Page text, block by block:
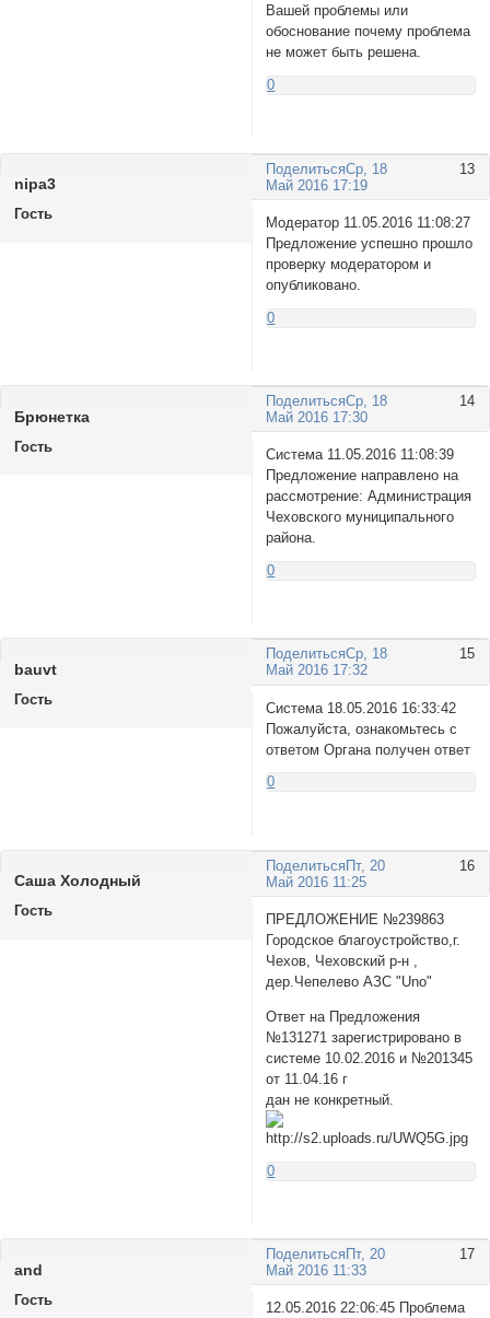
Вашей проблемы или
обоснование почему проблема
не может быть решена.
0
Поделиться 13
Ср, 18
Май 2016 17:19
nipa3
Гость
Модератор 11.05.2016 11:08:27
Предложение успешно прошло
проверку модератором и
опубликовано.
0
Поделиться 14
Ср, 18
Май 2016 17:30
Брюнетка
Гость
Система 11.05.2016 11:08:39
Предложение направлено на
рассмотрение: Администрация
Чеховского муниципального
района.
0
Поделиться 15
Ср, 18
Май 2016 17:32
bauvt
Гость
Система 18.05.2016 16:33:42
Пожалуйста, ознакомьтесь с
ответом Органа получен ответ
0
Поделиться 16
Пт, 20
Май 2016 11:25
Саша Холодный
Гость
ПРЕДЛОЖЕНИЕ №239863
Городское благоустройство,г.
Чехов, Чеховский р-н ,
дер.Чепелево АЗС "Uno"
Ответ на Предложения
№131271 зарегистрировано в
системе 10.02.2016 и №201345
от 11.04.16 г
дан не конкретный.
0
Поделиться 17
Пт, 20
Май 2016 11:33
and
Гость
12.05.2016 22:06:45 Проблема